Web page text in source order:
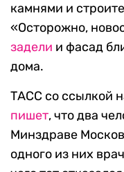
камнями и
«Осторожно,
задели и фасад
дома.
ТАСС со ссылкой
пишет, что два
Минздраве
одного из них